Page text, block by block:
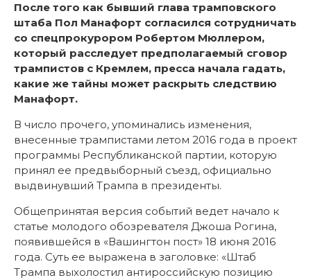
После того как бывший глава трамповского
штаба Пол Манафорт согласился сотрудничать
со спецпрокурором Робертом Мюллером,
который расследует предполагаемый сговор
трампистов с Кремлем, пресса начала гадать,
какие же тайны может раскрыть следствию
Манафорт.
В число прочего, упоминались изменения,
внесенные трампистами летом 2016 года в проект
программы Республиканской партии, которую
принял ее предвыборный съезд, официально
выдвинувший Трампа в президенты.
Общепринятая версия событий ведет начало к
статье молодого обозревателя Джоша Рогина,
появившейся в «Вашингтон пост» 18 июня 2016
года. Суть ее выражена в заголовке: «Штаб
Трампа выхолостил антироссийскую позицию